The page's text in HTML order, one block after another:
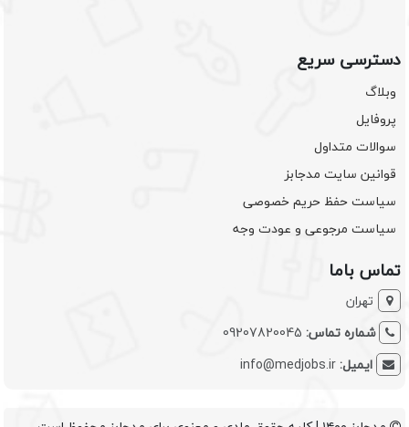
دسترسی سریع
وبلاگ
پروفایل
سوالات متداول
قوانین سایت مدجابز
سیاست حفظ حریم خصوصی
سیاست مرجوعی و عودت وجه
تماس باما
تهران
شماره تماس: 09207820045
ایمیل:info@medjobs.ir